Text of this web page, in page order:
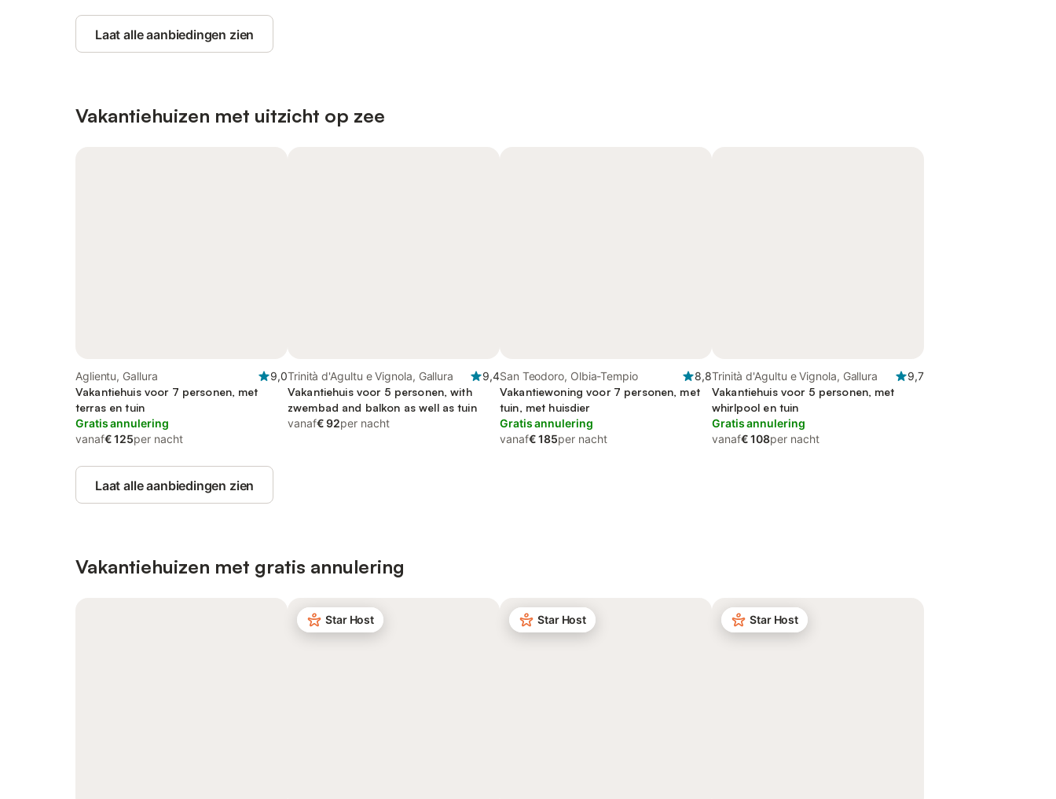
Laat alle aanbiedingen zien
Vakantiehuizen met uitzicht op zee
Aglientu, Gallura
9,0
Vakantiehuis voor 7 personen, met
terras en tuin
Gratis annulering
vanaf€ 125per nacht
Trinità d'Agultu e Vignola, Gallura
9,4
Vakantiehuis voor 5 personen, with
zwembad and balkon as well as tuin
vanaf€ 92per nacht
San Teodoro, Olbia-Tempio
8,8
Vakantiewoning voor 7 personen, met
tuin, met huisdier
Gratis annulering
vanaf€ 185per nacht
Trinità d'Agultu e Vignola, Gallura
9,7
Vakantiehuis voor 5 personen, met
whirlpool en tuin
Gratis annulering
vanaf€ 108per nacht
Laat alle aanbiedingen zien
Vakantiehuizen met gratis annulering
Star Host Star Host Star Host